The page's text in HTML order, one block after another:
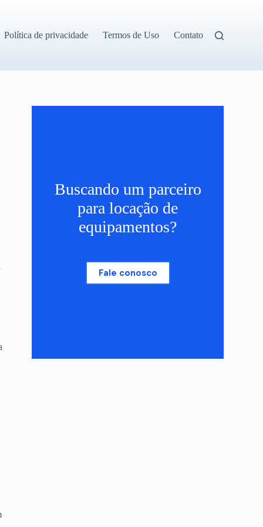
Política de privacidade Termos de Uso Contato
Buscando um parceiro
para locação de
equipamentos?
Fale conosco